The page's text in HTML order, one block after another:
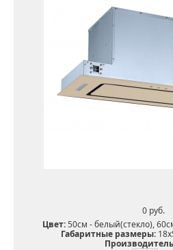
0 pуб.
Цвет:50см - белый(стекло),
Габаритные размеры: